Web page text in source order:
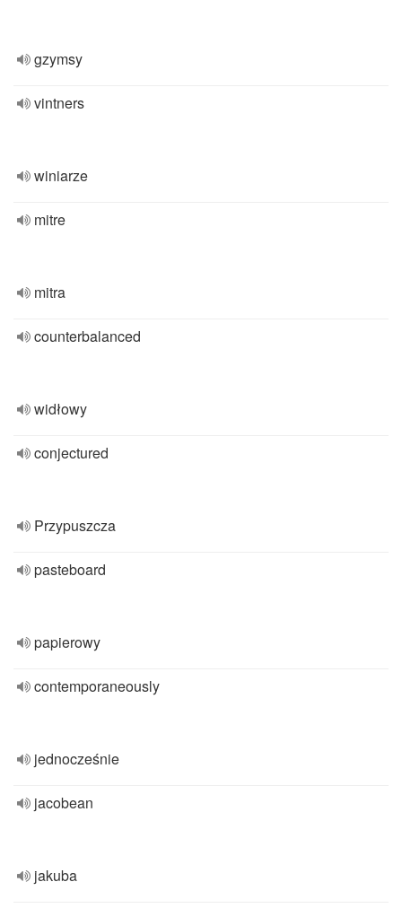
gzymsy
vintners
winiarze
mitre
mitra
counterbalanced
widłowy
conjectured
Przypuszcza
pasteboard
papierowy
contemporaneously
jednocześnie
jacobean
jakuba